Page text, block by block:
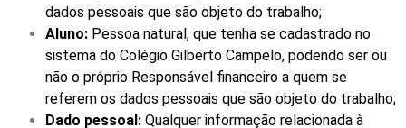
dados pessoais que são objeto do trabalho;
Aluno: Pessoa natural, que tenha se cadastrado no
sistema do Colégio Gilberto Campelo, podendo ser ou
não o próprio Responsável financeiro a quem se
referem os dados pessoais que são objeto do trabalho;
Dado pessoal: Qualquer informação relacionada à